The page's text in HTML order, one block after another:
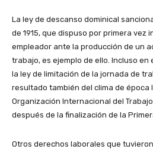
La ley de descanso dominical
de 1915, que dispuso por primera vez
empleador ante la producción de un
trabajo, es ejemplo de ello. Incluso
la ley de limitación de la jornada de
resultado también del clima de época
Organización Internacional del Trabajo
después de la finalización de la
Otros derechos laborales que